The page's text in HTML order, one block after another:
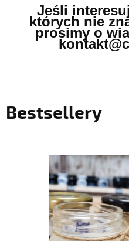
Jeśli
których nie
prosimy o
Bestsellery